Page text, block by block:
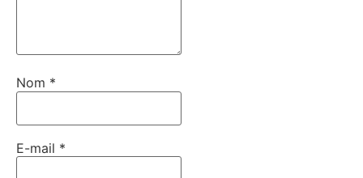
Nom *
E-mail *